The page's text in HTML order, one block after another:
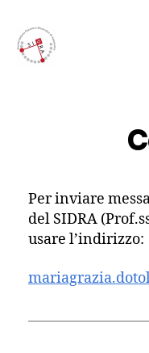
Per inviare
del SIDRA
usare l’indirizzo: